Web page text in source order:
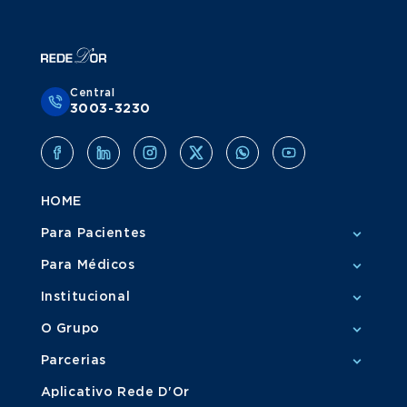
Central
3003-3230
HOME
Para Pacientes
Para Médicos
Institucional
O Grupo
Parcerias
Aplicativo Rede D'Or